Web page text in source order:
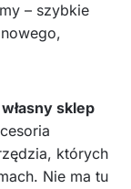
– szybkie
własny sklep
których
Nie ma tu